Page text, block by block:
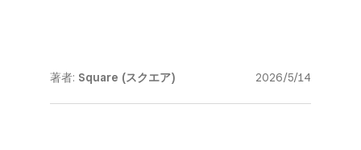
著者: Square (スクエア) 2026/5/14